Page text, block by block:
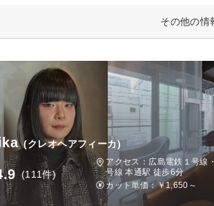
その他の情
(クレオヘアフィーカ)
(111件)
アクセス：広島電鉄１号線
号線 本通駅 徒歩6分
カット単価：￥1,650～